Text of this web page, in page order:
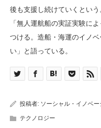
後も支援し続けていくとい
「無人運航船の実証実験に
つける。造船・海運のイノ
い」と語っている。
投稿者: ソーシャル・イノベ
テクノロジー